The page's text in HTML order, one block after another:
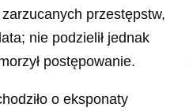
przestępstw,
nie podzielił jednak
postępowanie.
o eksponaty